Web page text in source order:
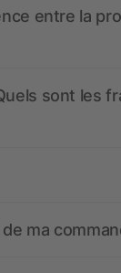
entre la
sont les
ma